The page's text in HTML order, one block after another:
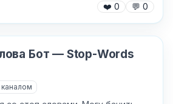
(необязательно)
ответ на email
❤️ 0 💬 0
Бот — Stop-Words